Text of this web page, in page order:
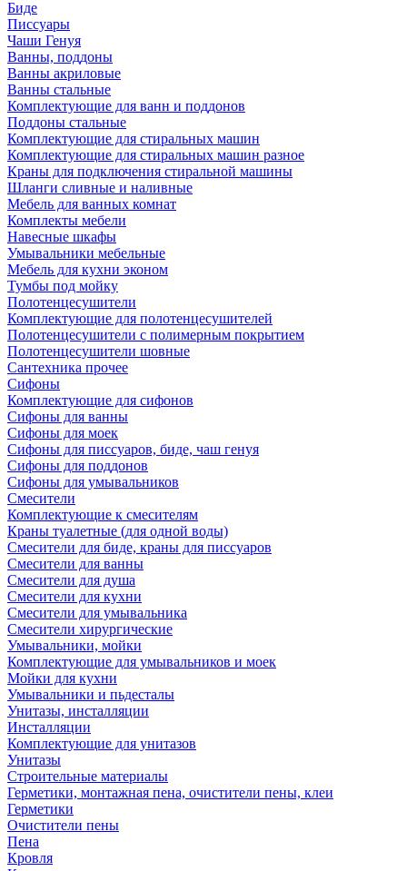
Биде
Писсуары
Чаши Генуя
Ванны, поддоны
Ванны акриловые
Ванны стальные
Комплектующие для ванн и поддонов
Поддоны стальные
Комплектующие для стиральных машин
Комплектующие для стиральных машин разное
Краны для подключения стиральной машины
Шланги сливные и наливные
Мебель для ванных комнат
Комплекты мебели
Навесные шкафы
Умывальники мебельные
Мебель для кухни эконом
Тумбы под мойку
Полотенцесушители
Комплектующие для полотенцесушителей
Полотенцесушители с полимерным покрытием
Полотенцесушители шовные
Сантехника прочее
Сифоны
Комплектующие для сифонов
Сифоны для ванны
Сифоны для моек
Сифоны для писсуаров, биде, чаш генуя
Сифоны для поддонов
Сифоны для умывальников
Смесители
Комплектующие к смесителям
Краны туалетные (для одной воды)
Смесители для биде, краны для писсуаров
Смесители для ванны
Смесители для душа
Смесители для кухни
Смесители для умывальника
Смесители хирургические
Умывальники, мойки
Комплектующие для умывальников и моек
Мойки для кухни
Умывальники и пьдесталы
Унитазы, инсталляции
Инсталляции
Комплектующие для унитазов
Унитазы
Строительные материалы
Герметики, монтажная пена, очистители пены, клеи
Герметики
Очистители пены
Пена
Кровля